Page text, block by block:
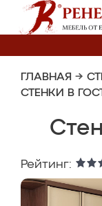
ГЛАВНАЯ →
СТЕНКИ В
Рейтинг: